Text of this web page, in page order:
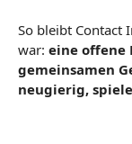
So bleibt Contact
war: eine offene
gemeinsamen
neugierig,